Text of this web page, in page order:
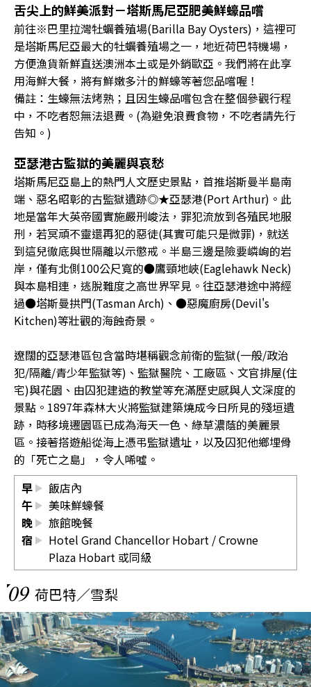
舌尖上的鮮美派對－塔斯馬尼亞肥美鮮蠔品嚐
前往※巴里拉灣牡蠣養殖場(Barilla Bay Oysters)，這裡可
是塔斯馬尼亞最大的牡蠣養殖場之一，地近荷巴特機場，
方便漁貨新鮮直送澳洲本土或是外銷歐亞。我們將在此享
用海鮮大餐，將有鮮嫩多汁的鮮蠔等著您品嚐喔！
備註：生蠔無法烤熟；且因生蠔品嚐包含在整個參觀行程
中，不吃者恕無法退費。(為避免浪費食物，不吃者請先行
告知。)
亞瑟港古監獄的美麗與哀愁
塔斯馬尼亞島上的熱門人文歷史景點，首推塔斯曼半島南
端、惡名昭彰的古監獄遺跡◎★亞瑟港(Port Arthur)。此
地是當年大英帝國實施嚴刑峻法，罪犯流放到各殖民地服
刑，若冥頑不靈還再犯的惡徒(其實可能只是微罪)，就送
到這兒徹底與世隔離以示懲戒。半島三邊是險要嶙峋的岩
岸，僅有北側100公尺寬的●鷹頸地峽(Eaglehawk Neck)
與本島相連，逃脫難度之高世界罕見。往亞瑟港途中將經
過●塔斯曼拱門(Tasman Arch)、●惡魔廚房(Devil's
Kitchen)等壯觀的海蝕奇景。
遼闊的亞瑟港區包含當時堪稱觀念前衛的監獄(一般/政治
犯/隔離/青少年監獄等)、監獄醫院、工廠區、文官排屋(住
宅)與花園、由囚犯建造的教堂等充滿歷史感與人文深度的
景點。1897年森林大火將監獄建築燒成今日所見的殘垣遺
跡，時移境遷園區已成為海天一色、綠草濃蔭的美麗景
區。接著搭遊船從海上憑弔監獄遺址，以及囚犯他鄉埋骨
的「死亡之島」，令人唏噓。
早
飯店內
午
美味鮮蠔餐
晚
旅館晚餐
宿
Hotel Grand Chancellor Hobart /Crowne
Plaza Hobart 或同級
09 荷巴特／雪梨